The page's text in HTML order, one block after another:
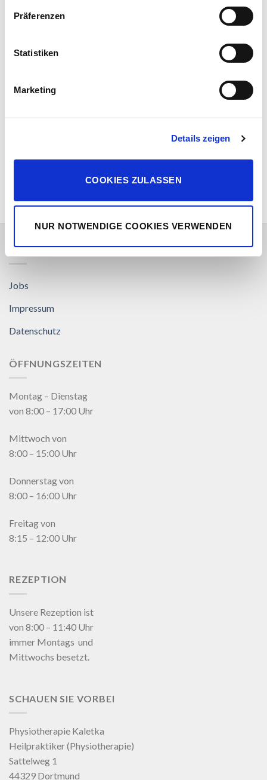
Erfahren Sie mehr darüber, wie Ihre persönlichen Daten
verarbeitet werden, und legen Sie Ihre Präferenzen im
Präferenzen
Statistiken
Marketing
Details zeigen
COOKIES ZULASSEN
NUR NOTWENDIGE COOKIES VERWENDEN
LINKS
Jobs
Impressum
Datenschutz
ÖFFNUNGSZEITEN
Montag – Dienstag
von 8:00 – 17:00 Uhr
Mittwoch von
8:00 – 15:00 Uhr
Donnerstag von
8:00 – 16:00 Uhr
Freitag von
8:15 – 12:00 Uhr
REZEPTION
Unsere Rezeption ist
von 8:00 – 11:40 Uhr
immer Montags und
Mittwochs besetzt.
SCHAUEN SIE VORBEI
Physiotherapie Kaletka
Heilpraktiker (Physiotherapie)
Sattelweg 1
44329 Dortmund